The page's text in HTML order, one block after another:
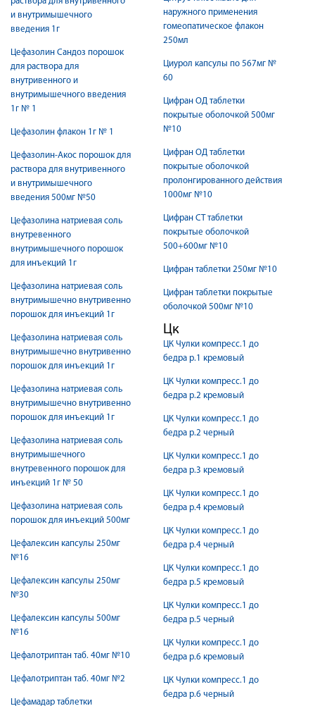
и внутримышечного
введения 1г
Цефазолин Сандоз порошок
для раствора для
внутривенного и
внутримышечного введения
1г № 1
Цефазолин флакон 1г № 1
Цефазолин-Акос порошок для
раствора для внутривенного
и внутримышечного
введения 500мг №50
Цефазолина натриевая соль
внутревенного
внутримышечного порошок
для инъекций 1г
Цефазолина натриевая соль
внутримышечно внутривенно
порошок для инъекций 1г
Цефазолина натриевая соль
внутримышечно внутривенно
порошок для инъекций 1г
Цефазолина натриевая соль
внутримышечно внутривенно
порошок для инъекций 1г
Цефазолина натриевая соль
внутримышечного
внутревенного порошок для
инъекций 1г № 50
Цефазолина натриевая соль
порошок для инъекций 500мг
Цефалексин капсулы 250мг
№16
Цефалексин капсулы 250мг
№30
Цефалексин капсулы 500мг
№16
Цефалотриптан таб. 40мг №10
Цефалотриптан таб. 40мг №2
Цефамадар таблетки
наружного применения
гомеопатическое флакон
250мл
Циурол капсулы по 567мг №
60
Цифран ОД таблетки
покрытые оболочкой 500мг
№10
Цифран ОД таблетки
покрытые оболочкой
пролонгированного действия
1000мг №10
Цифран СТ таблетки
покрытые оболочкой
500+600мг №10
Цифран таблетки 250мг №10
Цифран таблетки покрытые
оболочкой 500мг №10
Цк
ЦК Чулки компресс.1 до
бедра р.1 кремовый
ЦК Чулки компресс.1 до
бедра р.2 кремовый
ЦК Чулки компресс.1 до
бедра р.2 черный
ЦК Чулки компресс.1 до
бедра р.3 кремовый
ЦК Чулки компресс.1 до
бедра р.4 кремовый
ЦК Чулки компресс.1 до
бедра р.4 черный
ЦК Чулки компресс.1 до
бедра р.5 кремовый
ЦК Чулки компресс.1 до
бедра р.5 черный
ЦК Чулки компресс.1 до
бедра р.6 кремовый
ЦК Чулки компресс.1 до
бедра р.6 черный